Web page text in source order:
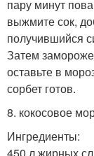
пару минут
выжмите сок,
получившийся
Затем
оставьте в
сорбет готов.
8. кокосовое
Ингредиенты: